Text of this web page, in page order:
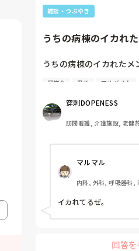
校の先生に相談してみて
私の友達も留年しました
提で借りていました。県
るので、まずは相談し
うので、相談してみま
にがんばって欲しいなと
雑談・つぶやき
うちの病棟のイカれ
うちの病棟のイカれたメ
まずは奨学金12万円を4
賭事で使い果たした挙
看護師A！！！
次は、女を食い荒らす
就職してもAV男優とし
次は、前の職場で患者
の職場で患者への殺人
施設が一週間後に新聞
疫病神というか実は黒幕
奨学金 男性 アルバイト
穿刺DOPENESS
訪問看護, 介護施設, 老健
マルマル
内科, 外科, 呼吸器科,
急性期, 超急性期,
ーダー, 神経内科, 脳
イカれてるぜ。
回答